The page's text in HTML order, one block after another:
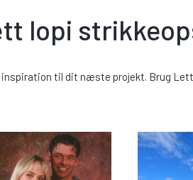
lopi
til dit næste projekt. Brug